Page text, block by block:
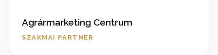
Agrármarketing Centrum
SZAKMAI PARTNER